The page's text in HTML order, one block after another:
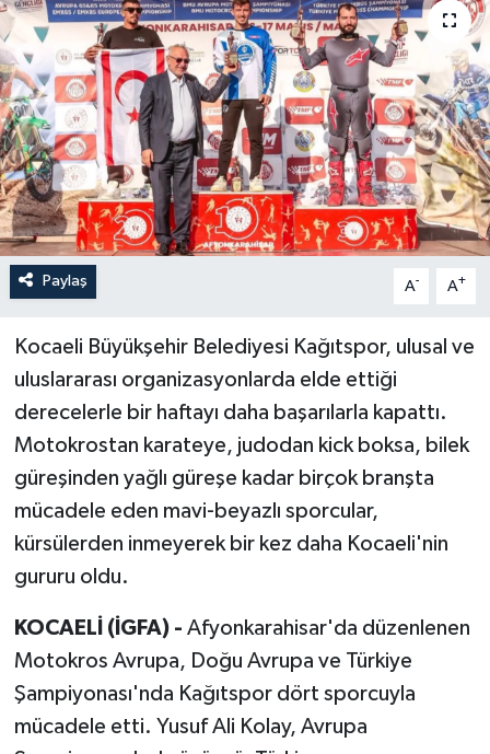
Paylaş A- A+
Kocaeli Büyükşehir Belediyesi Kağıtspor, ulusal ve
uluslararası organizasyonlarda elde ettiği
derecelerle bir haftayı daha başarılarla kapattı.
Motokrostan karateye, judodan kick boksa, bilek
güreşinden yağlı güreşe kadar birçok branşta
mücadele eden mavi-beyazlı sporcular,
kürsülerden inmeyerek bir kez daha Kocaeli'nin
gururu oldu.
KOCAELİ (İGFA) - Afyonkarahisar'da düzenlenen
Motokros Avrupa, Doğu Avrupa ve Türkiye
Şampiyonası'nda Kağıtspor dört sporcuyla
mücadele etti. Yusuf Ali Kolay, Avrupa